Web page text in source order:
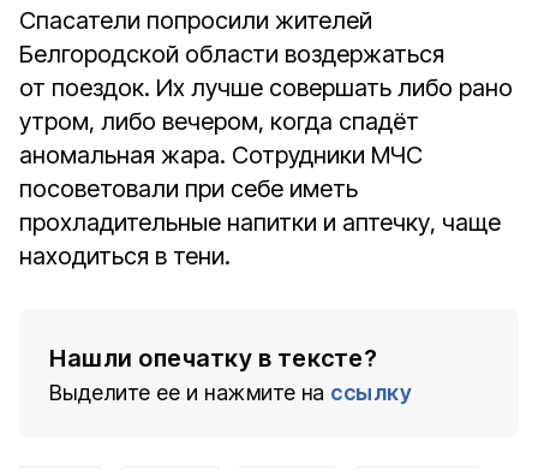
Спасатели попросили жителей
Белгородской области воздержаться
от поездок. Их лучше совершать либо рано
утром, либо вечером, когда спадёт
аномальная жара. Сотрудники МЧС
посоветовали при себе иметь
прохладительные напитки и аптечку, чаще
находиться в тени.
Нашли опечатку в тексте?
Выделите ее и нажмите на ссылку